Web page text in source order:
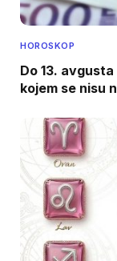
HOROSKOP
Do 13.
kojem se nisu